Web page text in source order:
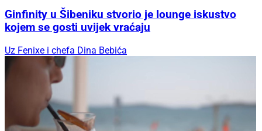
Ginfinity u Šibeniku stvorio je lounge iskustvo
kojem se gosti uvijek vraćaju
Uz Fenixe i chefa Dina Bebića